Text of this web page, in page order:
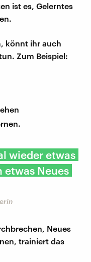
ist es, Gelerntes
könnt ihr auch
Zum Beispiel:
wieder etwas
etwas Neues
Neues
trainiert das